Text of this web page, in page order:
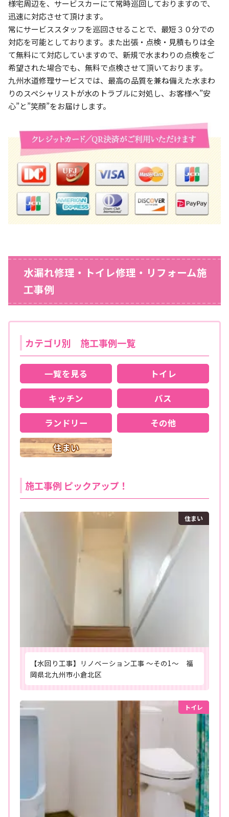
様宅周辺を、サービスカーにて常時巡回しておりますので、
迅速に対応させて頂けます。
常にサービススタッフを巡回させることで、最短３０分での
対応を可能としております。また出張・点検・見積もりは全
て無料にて対応していますので、新規で水まわりの点検をご
希望された場合でも、無料で点検させて頂いております。
九州水道修理サービスでは、最高の品質を兼ね備えた水まわ
りのスペシャリストが水のトラブルに対処し、お客様へ”安
心”と”笑顔”をお届けします。
水漏れ修理・トイレ修理・リフォーム施
工事例
カテゴリ別 施工事例一覧
一覧を見る
トイレ
キッチン
バス
ランドリー
その他
住まい
施工事例 ピックアップ！
住まい
【水回り工事】リノベーション工事 ～その1～ 福
岡県北九州市小倉北区
トイレ